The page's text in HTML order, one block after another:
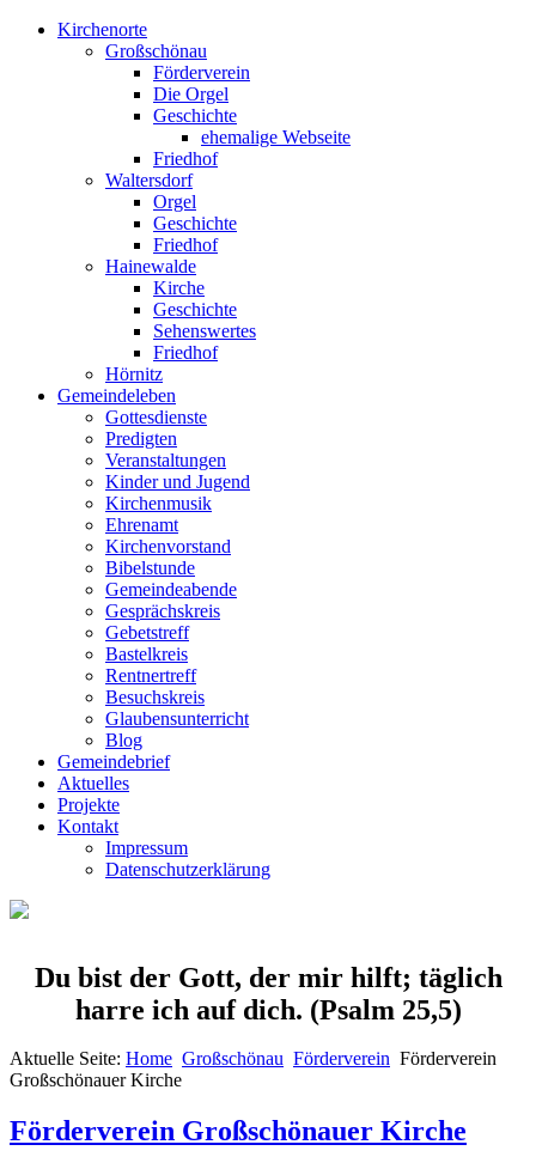
Kirchenorte
Großschönau
Förderverein
Die Orgel
Geschichte
ehemalige Webseite
Friedhof
Waltersdorf
Orgel
Geschichte
Friedhof
Hainewalde
Kirche
Geschichte
Sehenswertes
Friedhof
Hörnitz
Gemeindeleben
Gottesdienste
Predigten
Veranstaltungen
Kinder und Jugend
Kirchenmusik
Ehrenamt
Kirchenvorstand
Bibelstunde
Gemeindeabende
Gesprächskreis
Gebetstreff
Bastelkreis
Rentnertreff
Besuchskreis
Glaubensunterricht
Blog
Gemeindebrief
Aktuelles
Projekte
Kontakt
Impressum
Datenschutzerklärung
Du bist der Gott, der mir hilft; täglich
harre ich auf dich. (Psalm 25,5)
Aktuelle Seite: Home Großschönau Förderverein Förderverein
Großschönauer Kirche
Förderverein Großschönauer Kirche